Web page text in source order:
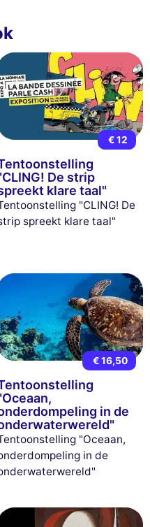
€ 12
De strip
klare taal"
"CLING! De
spreekt klare taal"
€ 16,50
in de
"Oceaan,
in de